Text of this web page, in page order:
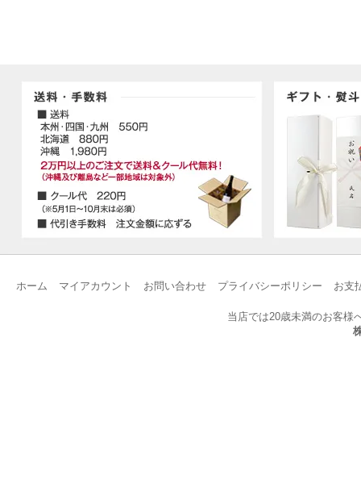
ホーム マイアカウント お問い合わせ プライバシーポリシー お支
当店では20歳未満のお客様